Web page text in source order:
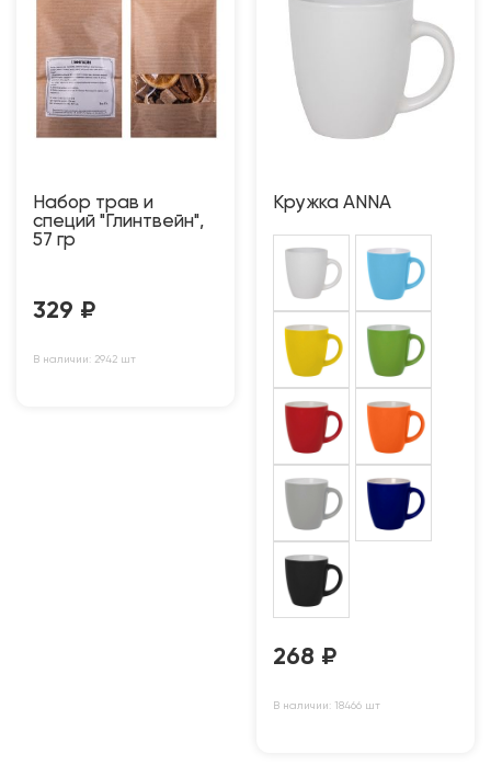
Набор трав и
специй "Глинтвейн",
57 гр
329 ₽
В наличии: 2942 шт
Кружка ANNA
268 ₽
В наличии: 18466 шт